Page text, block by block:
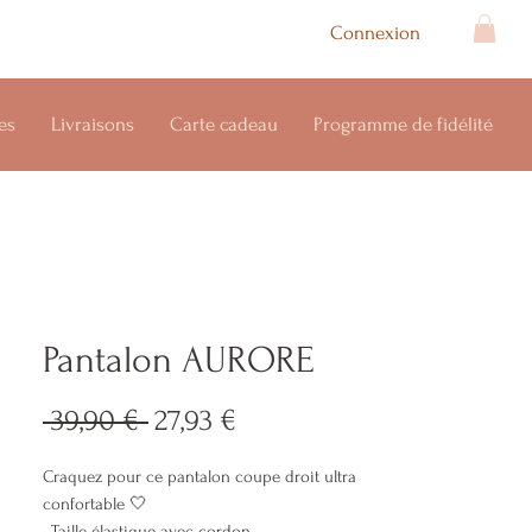
Connexion
Livraisons Carte cadeau Programme de fidélité
Pantalon AURORE
39,90 € Prix
27,93 €
Craquez pour ce pantalon coupe droit ultra
confortable 🤍